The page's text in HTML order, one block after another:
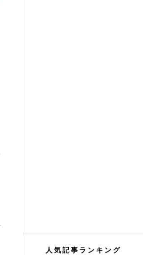
人気記事ランキング